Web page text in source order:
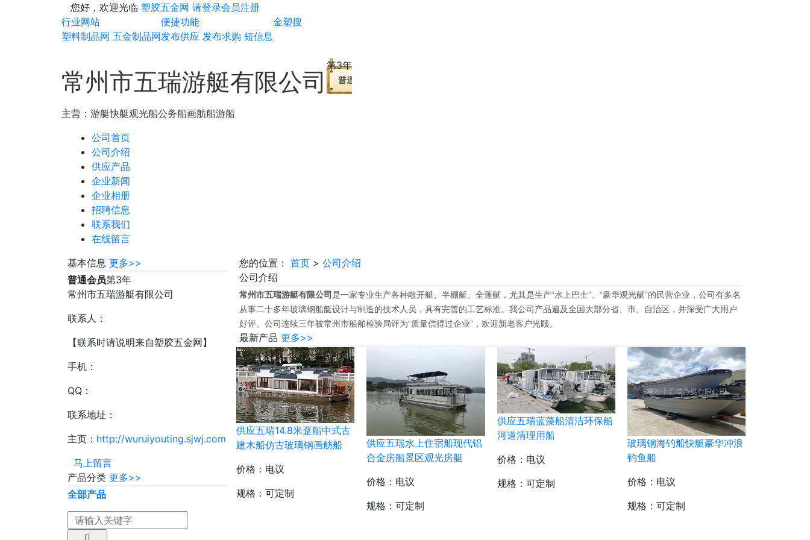
您好，欢迎光临 塑胶五金网 请登录会员注册
行业网站
塑料制品网 五金制品网
便捷功能
发布供应 发布求购 短信息
金塑搜
常州市五瑞游艇有限公司
主营： 游艇快艇观光船公务船画舫船游船
第3年
公司首页
公司介绍
供应产品
企业新闻
企业相册
招聘信息
联系我们
在线留言
基本信息 更多>>
普通会员第3年
常州市五瑞游艇有限公司
联系人：
【联系时请说明来自塑胶五金网】
手机：
QQ：
联系地址：
主页： http://wuruiyouting.sjwj.com
马上留言
产品分类 更多>>
全部产品
您的位置： 首页 > 公司介绍
公司介绍
常州市五瑞游艇有限公司是一家专业生产各种敞开艇、半棚艇、全蓬艇，尤其是生产“水上巴士”、“豪华观光艇”的民营企业，公司有多名
从事二十多年玻璃钢船艇设计与制造的技术人员，具有完善的工艺标准。我公司产品遍及全国大部分省、市、自治区，并深受广大用户
好评。公司连续三年被常州市船舶检验局评为“质量信得过企业”，欢迎新老客户光顾。
最新产品 更多>>
供应五瑞14.8米趸船中式古
建木船仿古玻璃钢画舫船
价格：电议
规格：可定制
供应五瑞水上住宿船现代铝
合金房船景区观光房艇
价格：电议
规格：可定制
供应五瑞蓝藻船清洁环保船
河道清理用船
价格：电议
规格：可定制
玻璃钢海钓船快艇豪华冲浪
钓鱼船
价格：电议
规格：可定制